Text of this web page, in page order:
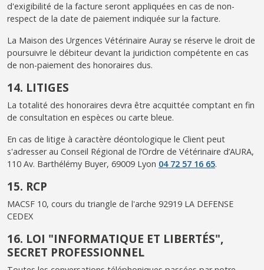
d'exigibilité de la facture seront appliquées en cas de non-
respect de la date de paiement indiquée sur la facture.
La Maison des Urgences Vétérinaire Auray se réserve le droit de
poursuivre le débiteur devant la juridiction compétente en cas
de non-paiement des honoraires dus.
14. LITIGES
La totalité des honoraires devra être acquittée comptant en fin
de consultation en espèces ou carte bleue.
En cas de litige à caractère déontologique le Client peut
s'adresser au Conseil Régional de l’Ordre de Vétérinaire d’AURA,
110 Av. Barthélémy Buyer, 69009 Lyon 04 72 57 16 65.
15. RCP
MACSF 10, cours du triangle de l'arche 92919 LA DEFENSE
CEDEX
16. LOI "INFORMATIQUE ET LIBERTÉS",
SECRET PROFESSIONNEL